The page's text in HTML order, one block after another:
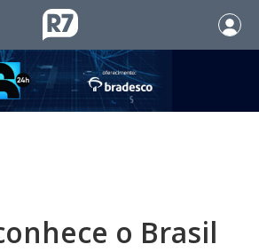
o Brasil